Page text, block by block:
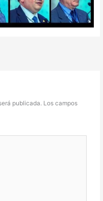
publicada. Los campos